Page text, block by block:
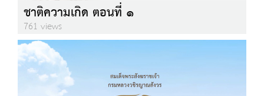
ชาติความเกิด ตอนที่ ๑
761 views